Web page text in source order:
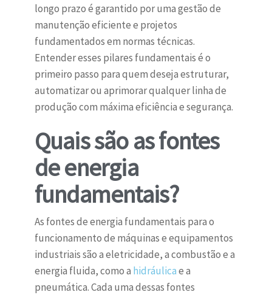
longo prazo é garantido por uma gestão de
manutenção eficiente e projetos
fundamentados em normas técnicas.
Entender esses pilares fundamentais é o
primeiro passo para quem deseja estruturar,
automatizar ou aprimorar qualquer linha de
produção com máxima eficiência e segurança.
Quais são as fontes
de energia
fundamentais?
As fontes de energia fundamentais para o
funcionamento de máquinas e equipamentos
industriais são a eletricidade, a combustão e a
energia fluida, como a hidráulicae a
pneumática. Cada uma dessas fontes